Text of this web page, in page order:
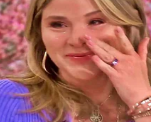
viralizou em grupos de
do oficial, que segue sob
daDelegacia de Bangu, que
As autoridades buscam entender
desfecho fatal. A perícia no local e
para concluir o inquérito policial
a segurança pública está